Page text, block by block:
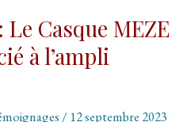
Casque MEZE
à l’ampli
/ 12 septembre 2023